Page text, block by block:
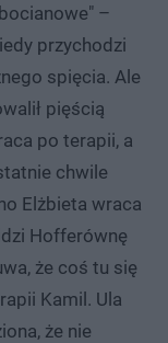
–
przychodzi
spięcia. Ale
pięścią
po terapii, a
chwile
Elżbieta wraca
Hofferównę
że coś tu się
Kamil. Ula
że nie